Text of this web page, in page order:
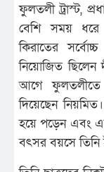
ফুলতলী ট্রাস্ট,
বেশি সময় ধরে
কিরাতের
নিয়োজিত ছিলেন
আগে ফুলতলীতে
দিয়েছেন
হয়ে পড়েন এবং
বৎসর বয়সে তিনি